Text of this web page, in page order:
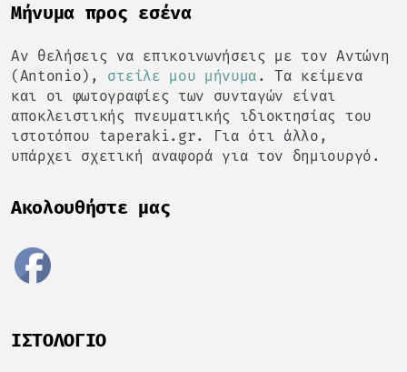
Mήνυμα προς εσένα
Αν θελήσεις να επικοινωνήσεις με τον Αντώνη
(Antonio), στείλε μου μήνυμα . Τα κείμενα
και οι φωτογραφίες των συνταγών είναι
αποκλειστικής πνευματικής ιδιοκτησίας του
ιστοτόπου taperaki.gr. Για ότι άλλο,
υπάρχει σχετική αναφορά για τον δημιουργό.
Ακολουθήστε μας
ΙΣΤΟΛΌΓΙΟ